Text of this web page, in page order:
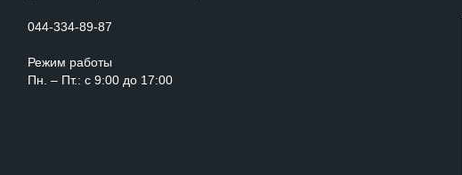
044-334-89-87
Режим работы
Пн. – Пт.: с 9:00 до 17:00